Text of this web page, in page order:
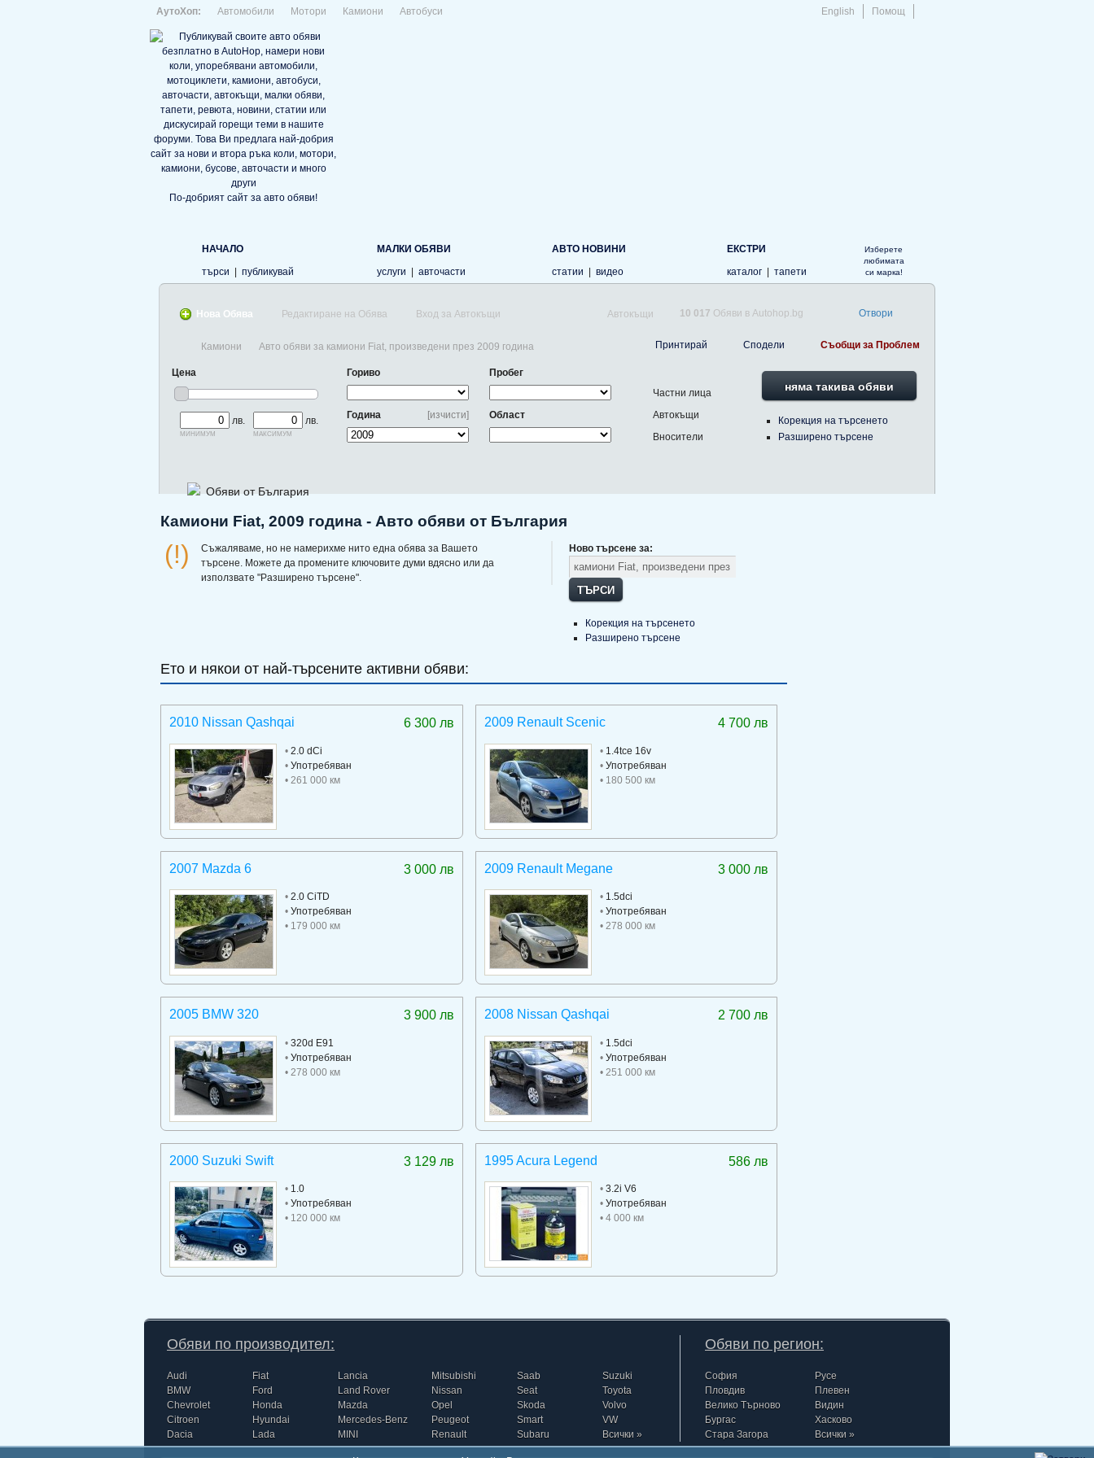
English Помощ
АутоХоп: Автомобили Мотори Камиони Автобуси
По-добрият сайт за авто обяви!
НАЧАЛО
търси
публикувай
МАЛКИ ОБЯВИ
услуги
авточасти
АВТО НОВИНИ
статии
видео
ЕКСТРИ
каталог
тапети
Изберете
любимата
си марка!
Нова Обява Редактиране на Обява Вход за Автокъщи Автокъщи 10 017 Обяви в Autohop.bg Отвори
Принтирай Сподели Съобщи за Проблем
Камиони Авто обяви за камиони Fiat, произведени през 2009 година
Цена
лв.
минимум
лв.
максимум
Гориво
[изчисти]
Година
Пробег
Област
Частни лица
Автокъщи
Вносители
няма такива обяви
Корекция на търсенето
Разширено търсене
Обяви от България
Камиони Fiat, 2009 година - Авто обяви от България
(!)
Съжаляваме, но не намерихме нито една обява за Вашето
търсене. Можете да промените ключовите думи вдясно или да
използвате "Разширено търсене".
Ново търсене за:
ТЪРСИ
Корекция на търсенето
Разширено търсене
Ето и някои от най-търсените активни обяви:
6 300 лв
2010 Nissan Qashqai
• 2.0 dCi
• Употребяван
• 261 000 км
4 700 лв
2009 Renault Scenic
•1.4tce 16v
•Употребяван
• 180 500 км
3 000 лв
2007 Mazda 6
• 2.0 CiTD
• Употребяван
• 179 000 км
3 000 лв
2009 Renault Megane
•1.5dci
•Употребяван
• 278 000 км
3 900 лв
2005 BMW 320
• 320d E91
• Употребяван
• 278 000 км
2 700 лв
2008 Nissan Qashqai
•1.5dci
•Употребяван
• 251 000 км
3 129 лв
2000 Suzuki Swift
• 1.0
• Употребяван
• 120 000 км
586 лв
1995 Acura Legend
•3.2i V6
•Употребяван
• 4 000 км
Обяви по производител:
Audi
BMW
Chevrolet
Citroen
Dacia
Fiat
Ford
Honda
Hyundai
Lada
Lancia
Land Rover
Mazda
Mercedes-Benz
MINI
Mitsubishi
Nissan
Opel
Peugeot
Renault
Saab
Seat
Skoda
Smart
Subaru
Suzuki
Toyota
Volvo
VW
Всички »
Обяви по регион:
София
Пловдив
Велико Търново
Бургас
Стара Загора
Русе
Плевен
Видин
Хасково
Всички »